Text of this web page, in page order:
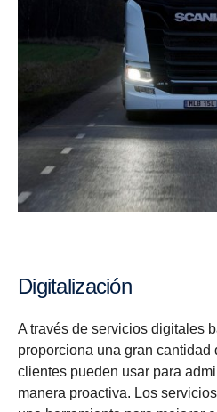
Digitalización
A través de servicios digitales
proporciona una gran cantidad
clientes pueden usar para
manera proactiva. Los